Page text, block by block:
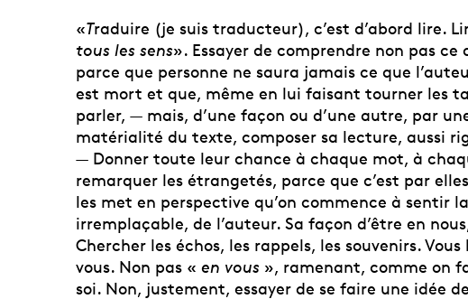
«Traduire (je suis traducteur), c’est d’abord lire.
tous les sens». Essayer de comprendre non pas
parce que personne ne saura jamais ce que
est mort et que, même en lui faisant tourner les
parler, — mais, d’une façon ou d’une autre, par
matérialité du texte, composer sa lecture, aussi
— Donner toute leur chance à chaque mot, à
remarquer les étrangetés, parce que c’est par
les met en perspective qu’on commence à sentir
irremplaçable, de l’auteur. Sa façon d’être en
Chercher les échos, les rappels, les souvenirs.
vous. Non pas « en vous », ramenant, comme on
soi. Non, justement, essayer de se faire une idée